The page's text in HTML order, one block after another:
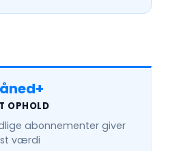
OPHOLD
abonnementer giver
værdi